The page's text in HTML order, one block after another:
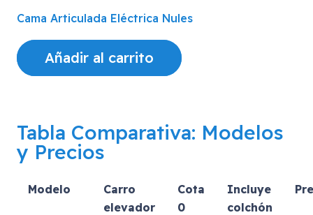
Cama Articulada Eléctrica Nules
Añadir al carrito
Tabla Comparativa: Modelos
y Precios
Modelo
Carro
elevador
Cota
0
Incluye
colchón